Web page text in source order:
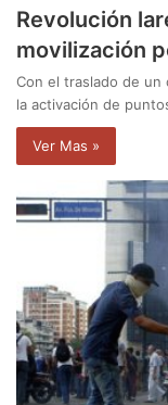
Revolución
movilización
Con el traslado de un
la activación de
Ver Mas »